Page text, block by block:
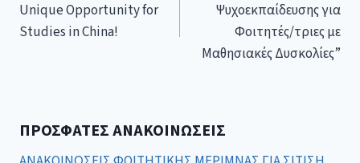
Unique Opportunity for
Studies in China!
Ψυχοεκπαίδευσης για
Φοιτητές/τριες με
Μαθησιακές Δυσκολίες”
ΠΡΌΣΦΑΤΕΣ ΑΝΑΚΟΙΝΏΣΕΙΣ